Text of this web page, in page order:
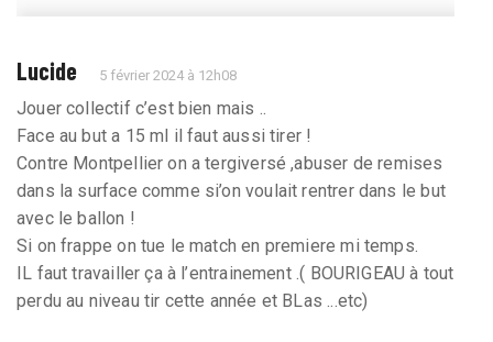
Lucide 5 février 2024 à 12h08
Jouer collectif c’est bien mais ..
Face au but a 15 ml il faut aussi tirer !
Contre Montpellier on a tergiversé ,abuser de remises
dans la surface comme si’on voulait rentrer dans le but
avec le ballon !
Si on frappe on tue le match en premiere mi temps.
IL faut travailler ça à l’entrainement .( BOURIGEAU à tout
perdu au niveau tir cette année et BLas ...etc)